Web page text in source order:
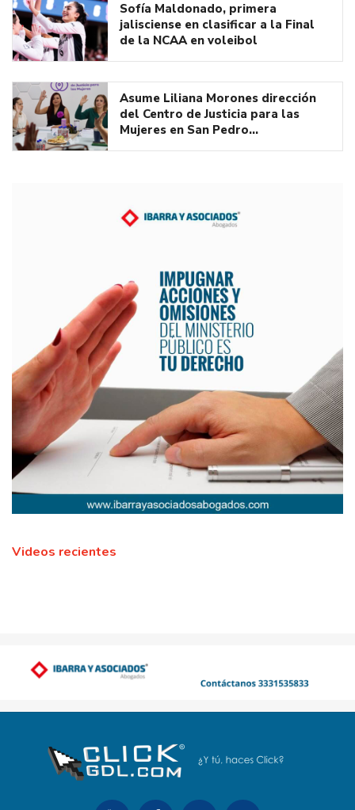
Sofía Maldonado, primera
jalisciense en clasificar a la Final
de la NCAA en voleibol
Asume Liliana Morones dirección
del Centro de Justicia para las
Mujeres en San Pedro…
Videos recientes